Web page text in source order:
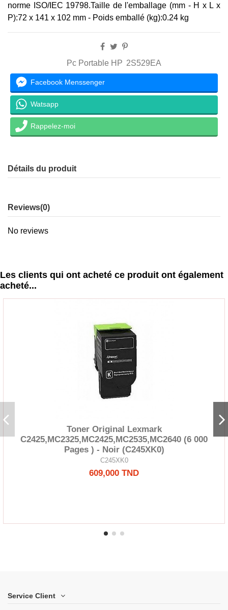
norme ISO/IEC 19798.Taille de l'emballage (mm - H x L x
P):72 x 141 x 102 mm - Poids emballé (kg):0.24 kg
Pc Portable HP 2S529EA
Facebook Menssenger
Watsapp
Rappelez-moi
Détails du produit
Reviews(0)
No reviews
Les clients qui ont acheté ce produit ont également
acheté...
Toner Original Lexmark
C2425,MC2325,MC2425,MC2535,MC2640 (6 000
Pages ) - Noir (C245XK0)
C245XK0
609,000 TND
Service Client